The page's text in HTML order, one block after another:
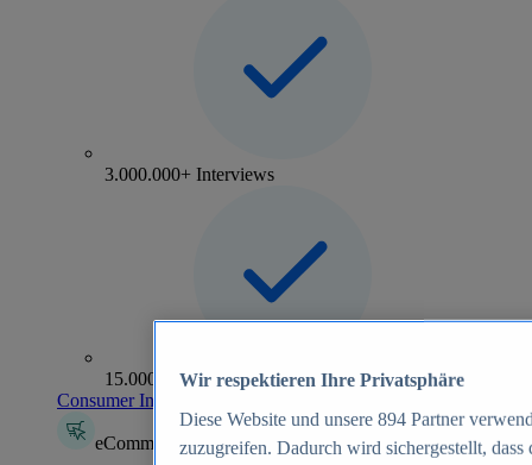
3.000.000+ Interviews
15.000+ Marken
Consumer Insights entdecken
eCommerce Insights
Wir respektieren Ihre Privatsphäre
Diese Website und unsere 894 Partner
zuzugreifen. Dadurch wird sichergestellt,